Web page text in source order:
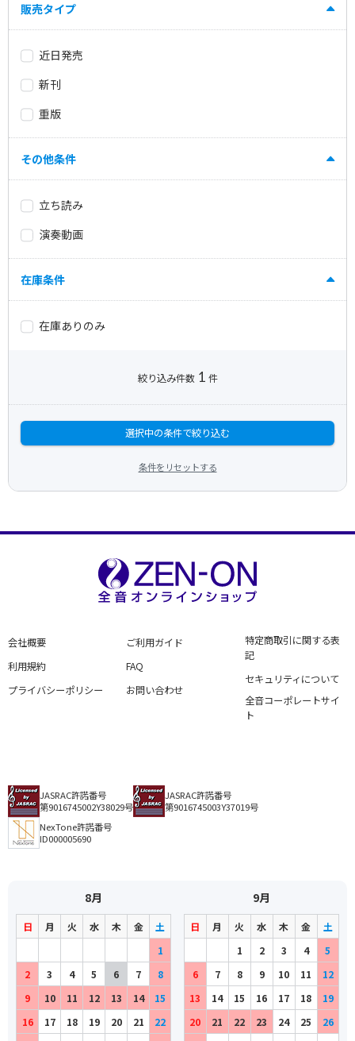
販売タイプ
近日発売
新刊
重版
その他条件
立ち読み
演奏動画
在庫条件
在庫ありのみ
絞り込み件数 1 件
選択中の条件で絞り込む
条件をリセットする
会社概要
利用規約
プライバシーポリシー
ご利用ガイド
FAQ
お問い合わせ
特定商取引に関する表
記
セキュリティについて
全音コーポレートサイ
ト
JASRAC許諾番号
第9016745002Y38029号
JASRAC許諾番号
第9016745003Y37019号
NexTone許諾番号
ID000005690
8月
日 月 火 水 木 金
土
1
2
3 4 5 6 7
8
9
10 11 12 13 14
15
16
17 18 19 20 21
22
9月
日 月 火 水 木 金
土
1
2 3 4
5
6
7 8 9 10 11
12
13
14 15 16 17 18
19
20
21 22 23 24 25
26